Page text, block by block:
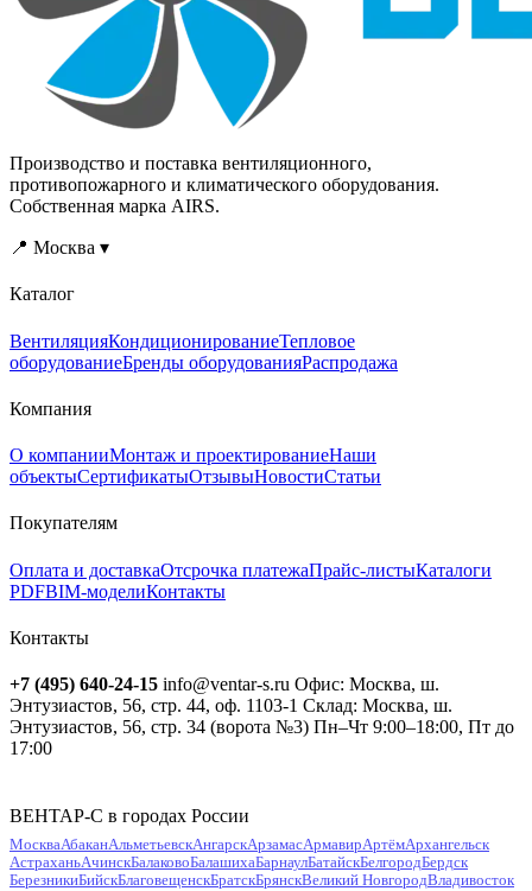
Производство и поставка вентиляционного,
противопожарного и климатического оборудования.
Собственная марка AIRS.
📍 Москва ▾
Каталог
ВентиляцияКондиционированиеТепловое
оборудованиеБренды оборудованияРаспродажа
Компания
О компанииМонтаж и проектированиеНаши
объектыСертификатыОтзывыНовостиСтатьи
Покупателям
Оплата и доставкаОтсрочка платежаПрайс-листыКаталоги
PDFBIM-моделиКонтакты
Контакты
+7 (495) 640-24-15 info@ventar-s.ru Офис: Москва, ш.
Энтузиастов, 56, стр. 44, оф. 1103-1 Склад: Москва, ш.
Энтузиастов, 56, стр. 34 (ворота №3) Пн–Чт 9:00–18:00, Пт до
17:00
ВЕНТАР-С в городах России
МоскваАбаканАльметьевскАнгарскАрзамасАрмавирАртёмАрхангельск
АстраханьАчинскБалаковоБалашихаБарнаулБатайскБелгородБердск
БерезникиБийскБлаговещенскБратскБрянскВеликий НовгородВладивосток